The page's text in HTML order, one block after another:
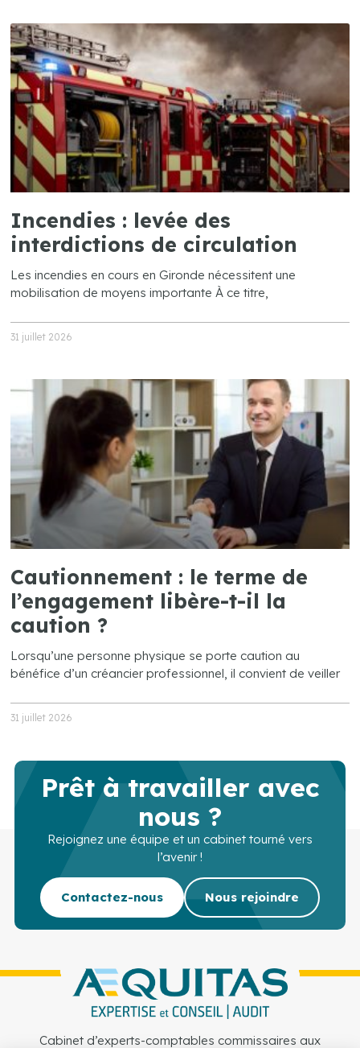
Incendies : levée des
interdictions de circulation
Les incendies en cours en Gironde nécessitent une
mobilisation de moyens importante À ce titre,
31 juillet 2026
Cautionnement : le terme de
l’engagement libère-t-il la
caution ?
Lorsqu’une personne physique se porte caution au
bénéfice d’un créancier professionnel, il convient de veiller
31 juillet 2026
Prêt à travailler avec
nous ?
Rejoignez une équipe et un cabinet tourné vers
l’avenir !
Contactez-nous Nous rejoindre
Cabinet d’experts-comptables commissaires aux